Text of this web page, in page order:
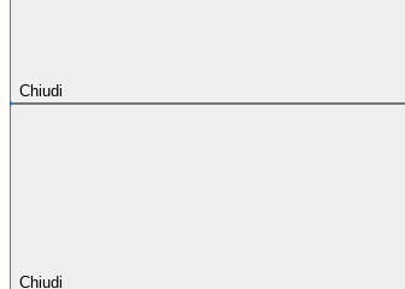
Chiudi
Chiudi